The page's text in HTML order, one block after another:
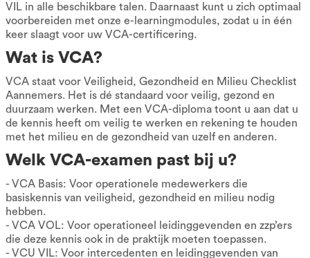
VIL in alle beschikbare talen. Daarnaast kunt u zich optimaal
voorbereiden met onze e-learningmodules, zodat u in één
keer slaagt voor uw VCA-certificering.
Wat is VCA?
VCA staat voor Veiligheid, Gezondheid en Milieu Checklist
Aannemers. Het is dé standaard voor veilig, gezond en
duurzaam werken. Met een VCA-diploma toont u aan dat u
de kennis heeft om veilig te werken en rekening te houden
met het milieu en de gezondheid van uzelf en anderen.
Welk VCA-examen past bij u?
- VCA Basis: Voor operationele medewerkers die
basiskennis van veiligheid, gezondheid en milieu nodig
hebben.
- VCA VOL: Voor operationeel leidinggevenden en zzp’ers
die deze kennis ook in de praktijk moeten toepassen.
- VCU VIL: Voor intercedenten en leidinggevenden van